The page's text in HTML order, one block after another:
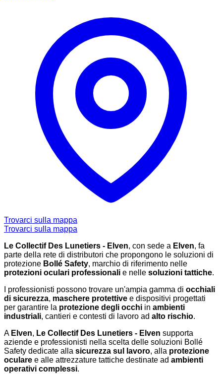
Trovarci sulla mappa
Trovarci sulla mappa
Le Collectif Des Lunetiers - Elven, con sede a Elven, fa
parte della rete di distributori che propongono le soluzioni di
protezione Bollé Safety, marchio di riferimento nelle
protezioni oculari professionali e nelle soluzioni tattiche.
I professionisti possono trovare un'ampia gamma di occhiali
di sicurezza, maschere protettive e dispositivi progettati
per garantire la protezione degli occhi in ambienti
industriali, cantieri e contesti di lavoro ad alto rischio.
A Elven, Le Collectif Des Lunetiers - Elven supporta
aziende e professionisti nella scelta delle soluzioni Bollé
Safety dedicate alla sicurezza sul lavoro, alla protezione
oculare e alle attrezzature tattiche destinate ad ambienti
operativi complessi.